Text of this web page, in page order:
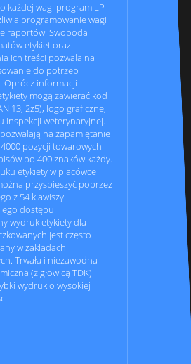
każdej wagi program LP-
programowanie wagi i
raportów. Swoboda
etykiet oraz
ich treści pozwala na
do potrzeb
Oprócz informacji
mogą zawierać kod
13, 2z5), logo graficzne,
inspekcji weterynaryjnej.
na zapamiętanie
pozycji towarowych
po 400 znaków każdy.
etykiety w placówce
przyspieszyć poprzez
z 54 klawiszy
dostępu.
wydruk etykiety dla
jest często
w zakładach
Trwała i niezawodna
(z głowicą TDK)
wydruk o wysokiej